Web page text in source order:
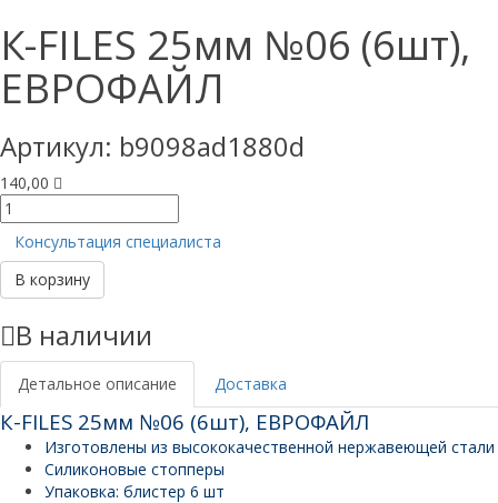
К-FILES 25мм №06 (6шт),
ЕВРОФАЙЛ
Артикул: b9098ad1880d
140,00
Количество
товара
FILES
25мм
(6шт),
ЕВРОФАЙЛ
Консультация специалиста
В корзину
В наличии
Детальное описание Доставка
К-FILES 25мм №06 (6шт), ЕВРОФАЙЛ
Изготовлены из высококачественной нержавеющей стали
Силиконовые стопперы
Упаковка: блистер 6 шт